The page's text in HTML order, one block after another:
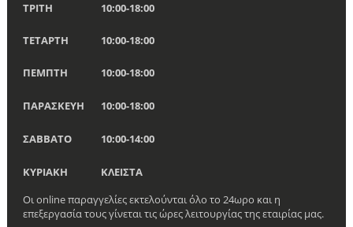
ΤΡΙΤΗ 10:00-18:00
ΤΕΤΑΡΤΗ 10:00-18:00
ΠΕΜΠΤΗ 10:00-18:00
ΠΑΡΑΣΚΕΥΗ 10:00-18:00
ΣΑΒΒΑΤΟ 10:00-14:00
ΚΥΡΙΑΚΗ
ΚΛΕΙΣΤΑ
Οι online παραγγελίες εκτελούνται όλο το 24ωρο και η
επεξεργασία τους γίνεται τις ώρες λειτουργίας της εταιρίας μας.